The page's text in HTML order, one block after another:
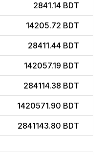
2841.14 BDT
14205.72 BDT
28411.44 BDT
142057.19 BDT
284114.38 BDT
1420571.90 BDT
2841143.80 BDT